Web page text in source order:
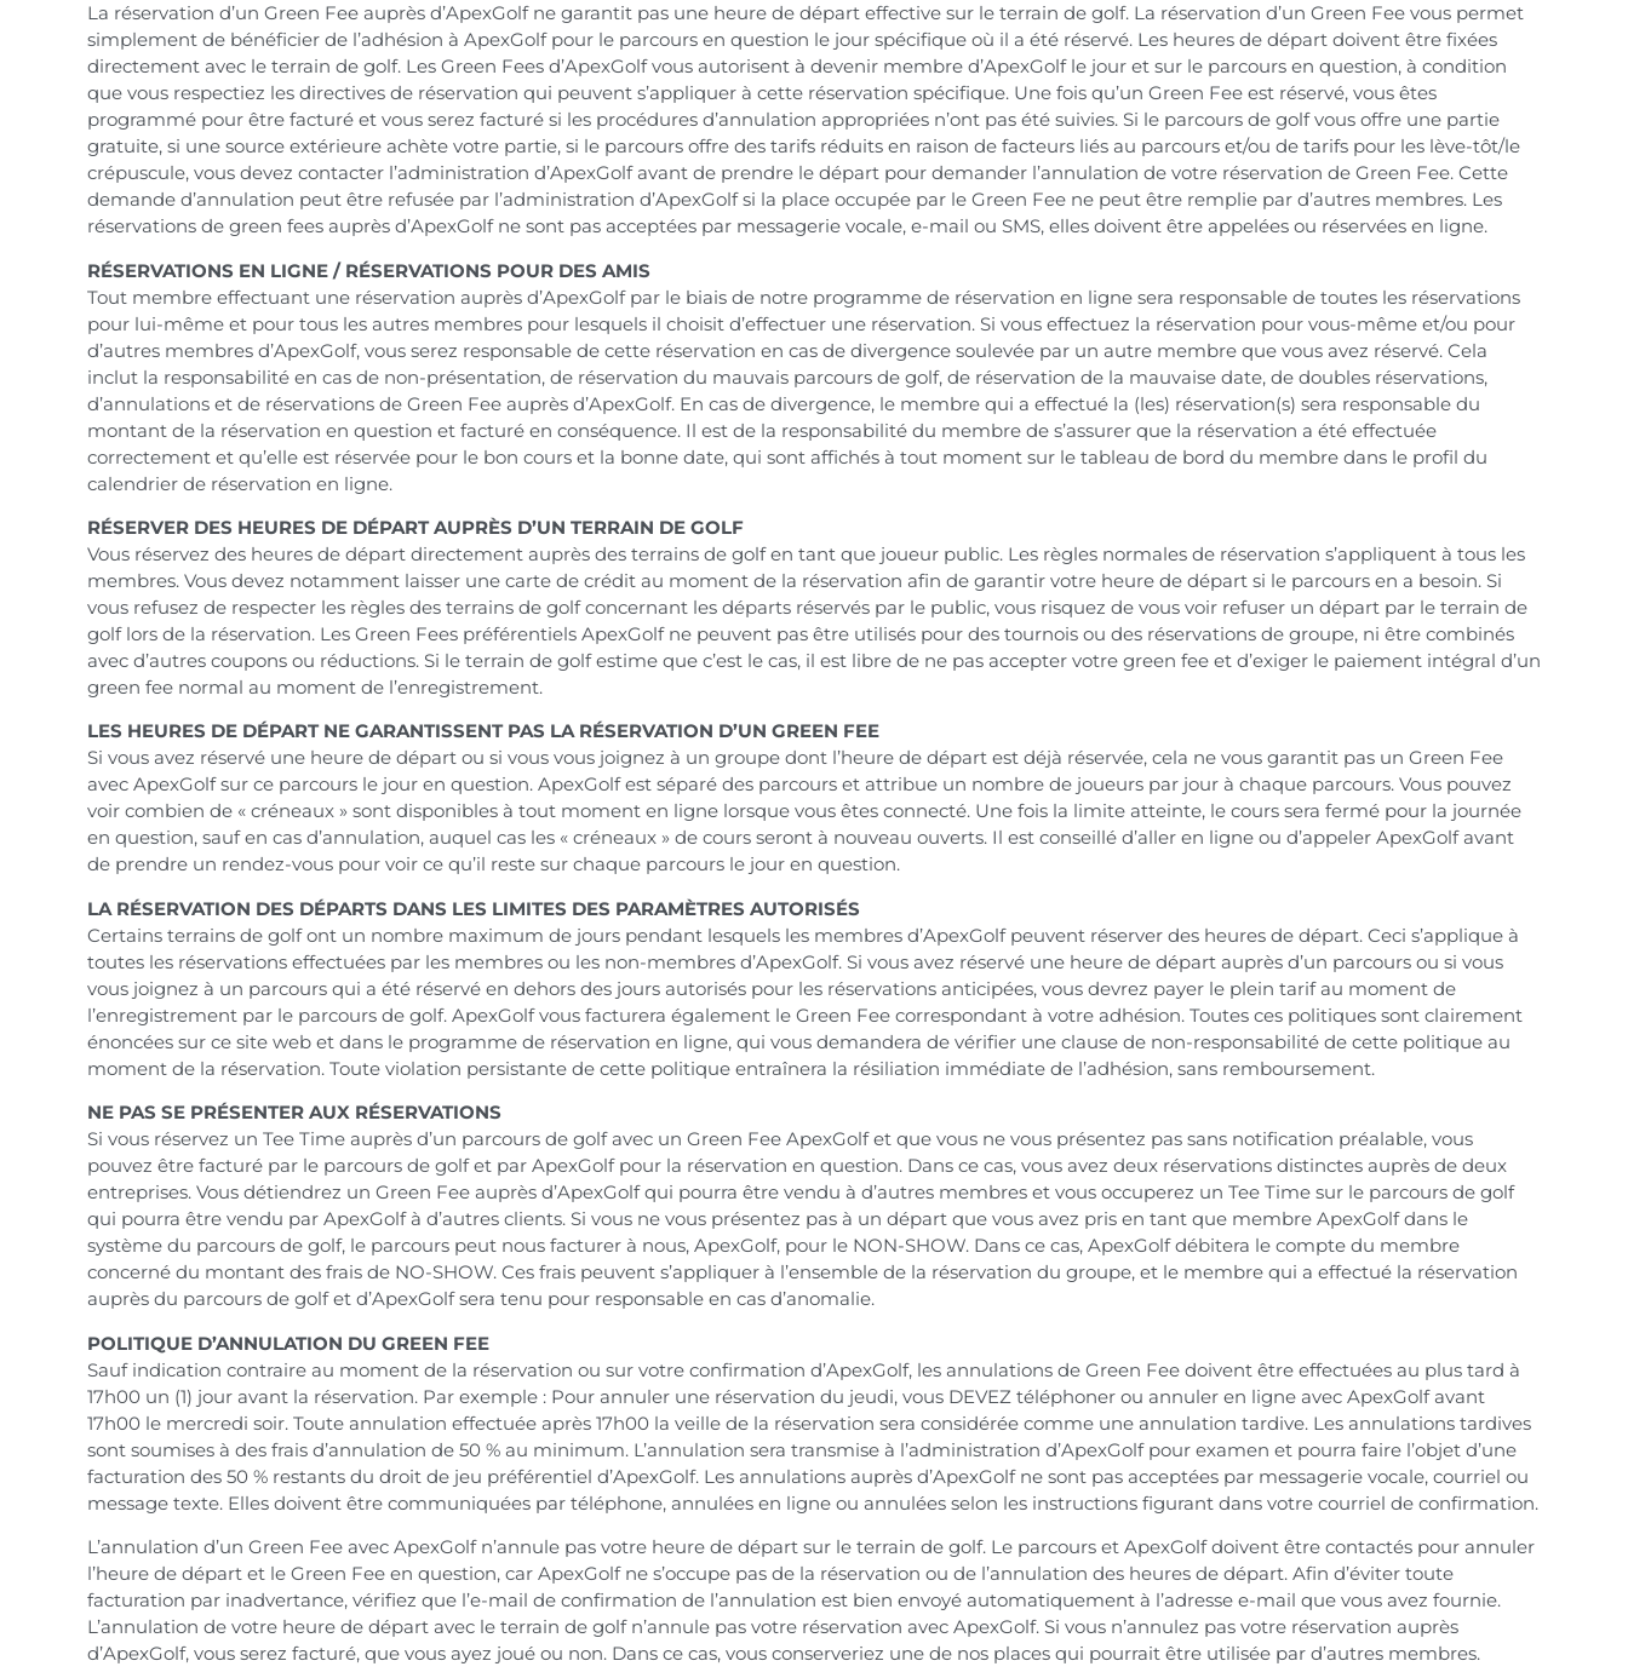
La réservation d’un Green Fee auprès d’ApexGolf ne garantit pas une heure de départ effective sur le terrain de golf. La réservation d’un Green Fee vous permet
simplement de bénéficier de l’adhésion à ApexGolf pour le parcours en question le jour spécifique où il a été réservé. Les heures de départ doivent être fixées
directement avec le terrain de golf. Les Green Fees d’ApexGolf vous autorisent à devenir membre d’ApexGolf le jour et sur le parcours en question, à condition
que vous respectiez les directives de réservation qui peuvent s’appliquer à cette réservation spécifique. Une fois qu’un Green Fee est réservé, vous êtes
programmé pour être facturé et vous serez facturé si les procédures d’annulation appropriées n’ont pas été suivies. Si le parcours de golf vous offre une partie
gratuite, si une source extérieure achète votre partie, si le parcours offre des tarifs réduits en raison de facteurs liés au parcours et/ou de tarifs pour les lève-tôt/le
crépuscule, vous devez contacter l’administration d’ApexGolf avant de prendre le départ pour demander l’annulation de votre réservation de Green Fee. Cette
demande d’annulation peut être refusée par l’administration d’ApexGolf si la place occupée par le Green Fee ne peut être remplie par d’autres membres. Les
réservations de green fees auprès d’ApexGolf ne sont pas acceptées par messagerie vocale, e-mail ou SMS, elles doivent être appelées ou réservées en ligne.
RÉSERVATIONS EN LIGNE / RÉSERVATIONS POUR DES AMIS
Tout membre effectuant une réservation auprès d’ApexGolf par le biais de notre programme de réservation en ligne sera responsable de toutes les réservations
pour lui-même et pour tous les autres membres pour lesquels il choisit d’effectuer une réservation. Si vous effectuez la réservation pour vous-même et/ou pour
d’autres membres d’ApexGolf, vous serez responsable de cette réservation en cas de divergence soulevée par un autre membre que vous avez réservé. Cela
inclut la responsabilité en cas de non-présentation, de réservation du mauvais parcours de golf, de réservation de la mauvaise date, de doubles réservations,
d’annulations et de réservations de Green Fee auprès d’ApexGolf. En cas de divergence, le membre qui a effectué la (les) réservation(s) sera responsable du
montant de la réservation en question et facturé en conséquence. Il est de la responsabilité du membre de s’assurer que la réservation a été effectuée
correctement et qu’elle est réservée pour le bon cours et la bonne date, qui sont affichés à tout moment sur le tableau de bord du membre dans le profil du
calendrier de réservation en ligne.
RÉSERVER DES HEURES DE DÉPART AUPRÈS D’UN TERRAIN DE GOLF
Vous réservez des heures de départ directement auprès des terrains de golf en tant que joueur public. Les règles normales de réservation s’appliquent à tous les
membres. Vous devez notamment laisser une carte de crédit au moment de la réservation afin de garantir votre heure de départ si le parcours en a besoin. Si
vous refusez de respecter les règles des terrains de golf concernant les départs réservés par le public, vous risquez de vous voir refuser un départ par le terrain de
golf lors de la réservation. Les Green Fees préférentiels ApexGolf ne peuvent pas être utilisés pour des tournois ou des réservations de groupe, ni être combinés
avec d’autres coupons ou réductions. Si le terrain de golf estime que c’est le cas, il est libre de ne pas accepter votre green fee et d’exiger le paiement intégral d’un
green fee normal au moment de l’enregistrement.
LES HEURES DE DÉPART NE GARANTISSENT PAS LA RÉSERVATION D’UN GREEN FEE
Si vous avez réservé une heure de départ ou si vous vous joignez à un groupe dont l’heure de départ est déjà réservée, cela ne vous garantit pas un Green Fee
avec ApexGolf sur ce parcours le jour en question. ApexGolf est séparé des parcours et attribue un nombre de joueurs par jour à chaque parcours. Vous pouvez
voir combien de « créneaux » sont disponibles à tout moment en ligne lorsque vous êtes connecté. Une fois la limite atteinte, le cours sera fermé pour la journée
en question, sauf en cas d’annulation, auquel cas les « créneaux » de cours seront à nouveau ouverts. Il est conseillé d’aller en ligne ou d’appeler ApexGolf avant
de prendre un rendez-vous pour voir ce qu’il reste sur chaque parcours le jour en question.
LA RÉSERVATION DES DÉPARTS DANS LES LIMITES DES PARAMÈTRES AUTORISÉS
Certains terrains de golf ont un nombre maximum de jours pendant lesquels les membres d’ApexGolf peuvent réserver des heures de départ. Ceci s’applique à
toutes les réservations effectuées par les membres ou les non-membres d’ApexGolf. Si vous avez réservé une heure de départ auprès d’un parcours ou si vous
vous joignez à un parcours qui a été réservé en dehors des jours autorisés pour les réservations anticipées, vous devrez payer le plein tarif au moment de
l’enregistrement par le parcours de golf. ApexGolf vous facturera également le Green Fee correspondant à votre adhésion. Toutes ces politiques sont clairement
énoncées sur ce site web et dans le programme de réservation en ligne, qui vous demandera de vérifier une clause de non-responsabilité de cette politique au
moment de la réservation. Toute violation persistante de cette politique entraînera la résiliation immédiate de l’adhésion, sans remboursement.
NE PAS SE PRÉSENTER AUX RÉSERVATIONS
Si vous réservez un Tee Time auprès d’un parcours de golf avec un Green Fee ApexGolf et que vous ne vous présentez pas sans notification préalable, vous
pouvez être facturé par le parcours de golf et par ApexGolf pour la réservation en question. Dans ce cas, vous avez deux réservations distinctes auprès de deux
entreprises. Vous détiendrez un Green Fee auprès d’ApexGolf qui pourra être vendu à d’autres membres et vous occuperez un Tee Time sur le parcours de golf
qui pourra être vendu par ApexGolf à d’autres clients. Si vous ne vous présentez pas à un départ que vous avez pris en tant que membre ApexGolf dans le
système du parcours de golf, le parcours peut nous facturer à nous, ApexGolf, pour le NON-SHOW. Dans ce cas, ApexGolf débitera le compte du membre
concerné du montant des frais de NO-SHOW. Ces frais peuvent s’appliquer à l’ensemble de la réservation du groupe, et le membre qui a effectué la réservation
auprès du parcours de golf et d’ApexGolf sera tenu pour responsable en cas d’anomalie.
POLITIQUE D’ANNULATION DU GREEN FEE
Sauf indication contraire au moment de la réservation ou sur votre confirmation d’ApexGolf, les annulations de Green Fee doivent être effectuées au plus tard à
17h00 un (1) jour avant la réservation. Par exemple : Pour annuler une réservation du jeudi, vous DEVEZ téléphoner ou annuler en ligne avec ApexGolf avant
17h00 le mercredi soir. Toute annulation effectuée après 17h00 la veille de la réservation sera considérée comme une annulation tardive. Les annulations tardives
sont soumises à des frais d’annulation de 50 % au minimum. L’annulation sera transmise à l’administration d’ApexGolf pour examen et pourra faire l’objet d’une
facturation des 50 % restants du droit de jeu préférentiel d’ApexGolf. Les annulations auprès d’ApexGolf ne sont pas acceptées par messagerie vocale, courriel ou
message texte. Elles doivent être communiquées par téléphone, annulées en ligne ou annulées selon les instructions figurant dans votre courriel de confirmation.
L’annulation d’un Green Fee avec ApexGolf n’annule pas votre heure de départ sur le terrain de golf. Le parcours et ApexGolf doivent être contactés pour annuler
l’heure de départ et le Green Fee en question, car ApexGolf ne s’occupe pas de la réservation ou de l’annulation des heures de départ. Afin d’éviter toute
facturation par inadvertance, vérifiez que l’e-mail de confirmation de l’annulation est bien envoyé automatiquement à l’adresse e-mail que vous avez fournie.
L’annulation de votre heure de départ avec le terrain de golf n’annule pas votre réservation avec ApexGolf. Si vous n’annulez pas votre réservation auprès
d’ApexGolf, vous serez facturé, que vous ayez joué ou non. Dans ce cas, vous conserveriez une de nos places qui pourrait être utilisée par d’autres membres.